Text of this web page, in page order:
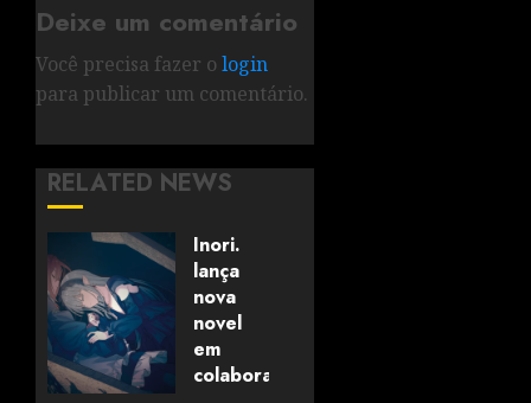
Deixe um comentário
Você precisa fazer o login
para publicar um comentário.
RELATED NEWS
Inori.
lança
nova
novel
em
colaboração